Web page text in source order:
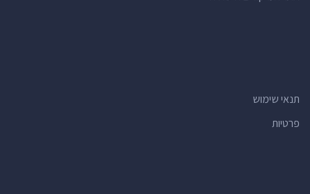
תנאי שימוש
פרטיות